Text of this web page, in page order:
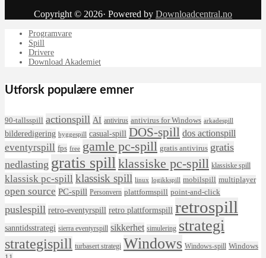
Copyright © 2026· Powered by Downloadcentral.no
Programvare
Spill
Drivere
Download Akademiet
Utforsk populære emner
90-tallsspill actionspill AI antivirus antivirus for Windows arkadespill
bilderedigering byggespill casual-spill DOS-spill dos actionspill
eventyrspill fps free gamle pc-spill gratis antivirus gratis
nedlasting gratis spill klassiske pc-spill klassiske spill
klassisk pc-spill klassisk spill linux logikkspill mobilspill multiplayer
open source PC-spill Personvern plattformspill point-and-click
puslespill retro-eventyrspill retro plattformspill retrospill
sanntidsstrategi sierra eventyrspill sikkerhet simulering strategi
strategispill turbasert strategi Windows Windows-spill Windows